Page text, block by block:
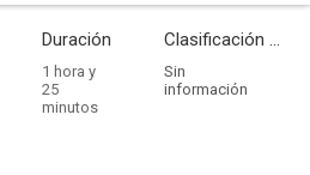
Duración
1 hora y
25
minutos
Clasificación por edades
Sin
información